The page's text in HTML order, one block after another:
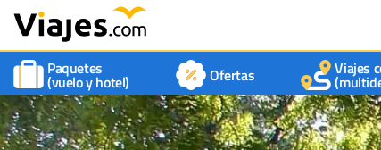
Paquetes
(vuelo y hotel) Ofertas Viajes